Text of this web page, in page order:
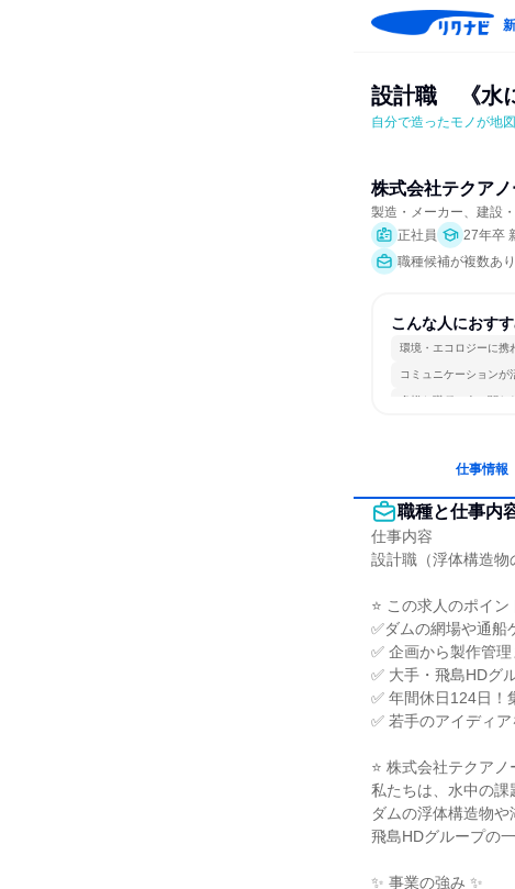
設計職　《水
自分で造ったモノが地
株式会社テクアノ
製造・メーカー、建設
正社員
27年卒
職種候補が複数あ
こんな人におす
環境・エコロジーに携
コミュニケーションが
多様な職種の人と関わ
仕事情報
職種と仕事内
仕事内容
設計職（浮体構造物
⭐ この求人のポイン
✅ダムの網場や通船
✅ 企画から製作管
✅ 大手・飛島HDグ
✅ 年間休日124日！
✅ 若手のアイディ
⭐ 株式会社テクアノ
私たちは、水中の課
ダムの浮体構造物
飛島HDグループの
✨ 事業の強み ✨